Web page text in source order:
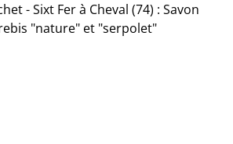
- Sixt Fer à Cheval (74) : Savon
"nature" et "serpolet"